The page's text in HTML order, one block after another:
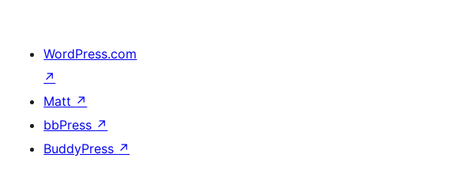
WordPress.com
↗
Matt ↗
bbPress ↗
BuddyPress ↗